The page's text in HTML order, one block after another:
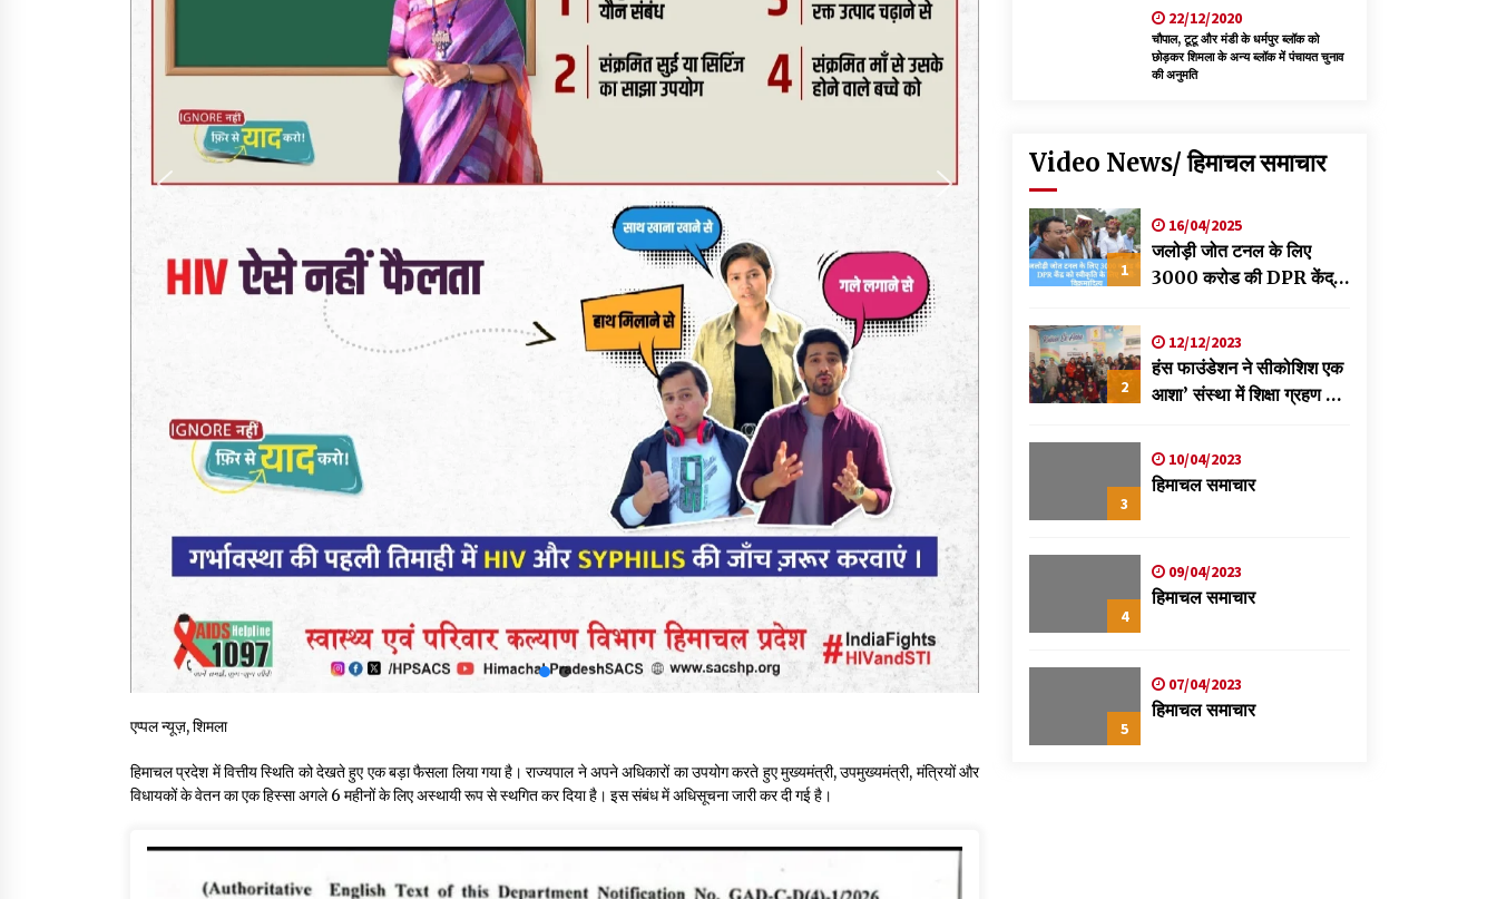
एप्पल न्यूज़, शिमला
हिमाचल प्रदेश में वित्तीय स्थिति को देखते हुए एक बड़ा फैसला लिया गया है। राज्यपाल ने अपने अधिकारों का उपयोग करते हुए मुख्यमंत्री, उपमुख्यमंत्री, मंत्रियों और
विधायकों के वेतन का एक हिस्सा अगले 6 महीनों के लिए अस्थायी रूप से स्थगित कर दिया है। इस संबंध में अधिसूचना जारी कर दी गई है।
22/12/2020
चौपाल, टूटू और मंडी के धर्मपुर ब्लॉक को
छोड़कर शिमला के अन्य ब्लॉक में पंचायत चुनाव
की अनुमति
Video News/ हिमाचल समाचार
1
16/04/2025
जलोड़ी जोत टनल के लिए
3000 करोड की DPR केंद्र
विक्रमादित्य
2
12/12/2023
हंस फाउंडेशन ने सीकोशिश एक
आशा’ संस्था में शिक्षा ग्रहण कर
स्वास्थ्य शिविर
3
10/04/2023
हिमाचल समाचार
4
09/04/2023
हिमाचल समाचार
5
07/04/2023
हिमाचल समाचार